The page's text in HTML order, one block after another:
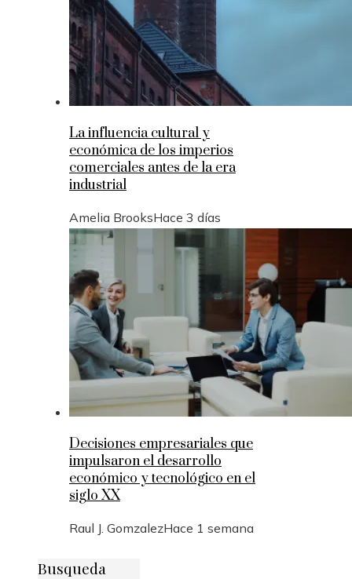
La influencia cultural y
económica de los imperios
comerciales antes de la era
industrial
Amelia BrooksHace 3 días
Decisiones empresariales que
impulsaron el desarrollo
económico y tecnológico en el
siglo XX
Raul J. GomzalezHace 1 semana
Busqueda